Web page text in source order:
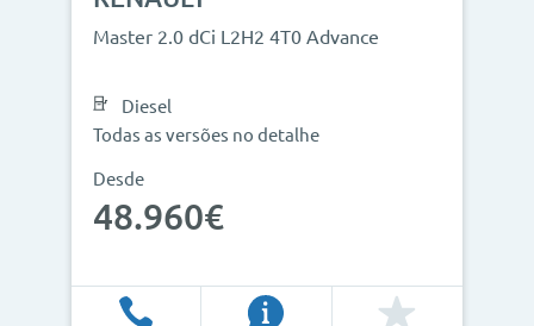
Master 2.0 dCi L2H2 4T0 Advance
Diesel
Todas as versões no detalhe
Desde
48.960€